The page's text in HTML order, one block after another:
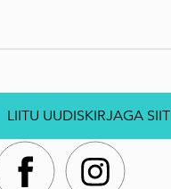
LIITU UUDISKIRJAGA SIIT